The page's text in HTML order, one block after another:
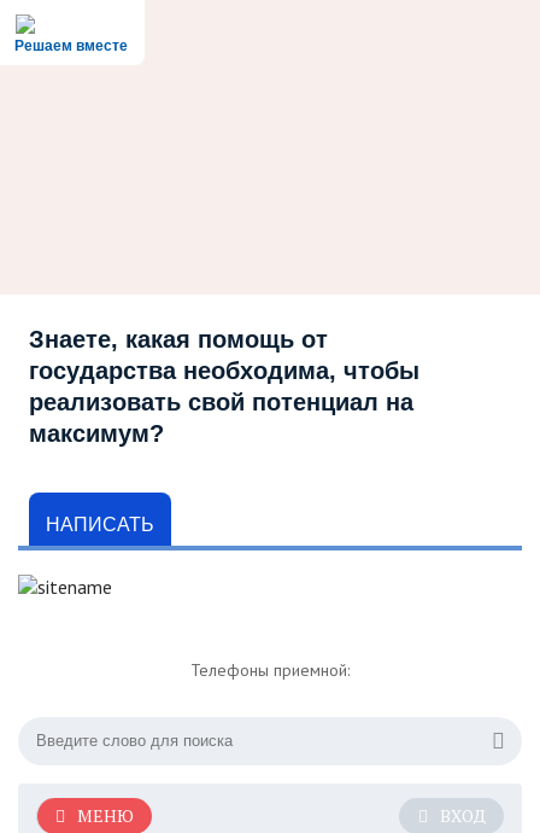
Решаем вместе
Знаете, какая помощь от
государства необходима, чтобы
реализовать свой потенциал на
максимум?
НАПИСАТЬ
Телефоны приемной:
ВХОД
МЕНЮ